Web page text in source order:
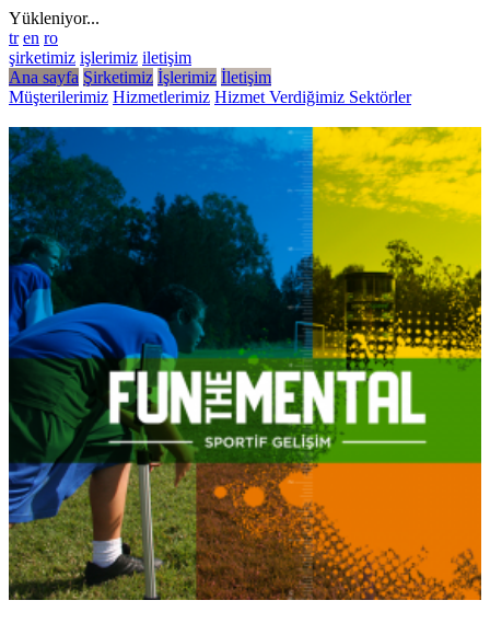
Yükleniyor...
tr en ro
şirketimiz işlerimiz iletişim
Ana sayfa Şirketimiz İşlerimiz İletişim
Müşterilerimiz Hizmetlerimiz Hizmet Verdiğimiz Sektörler